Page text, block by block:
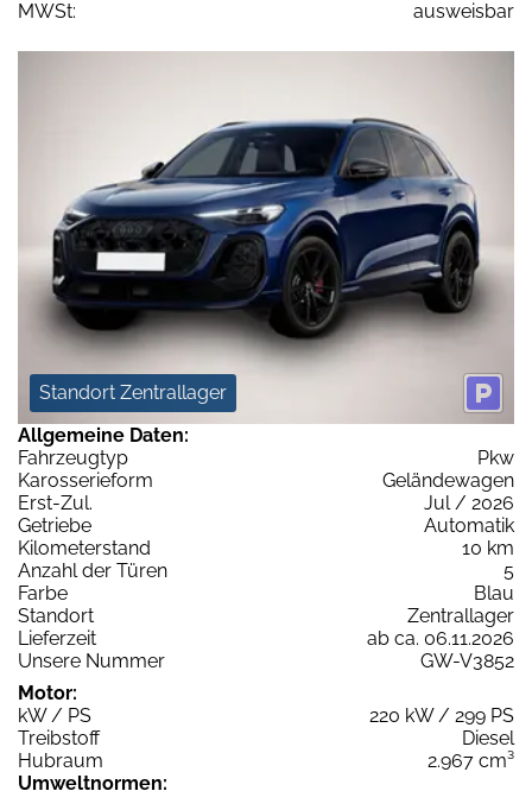
MWSt:
ausweisbar
Standort Zentrallager
Allgemeine Daten:
Fahrzeugtyp
Pkw
Karosserieform
Geländewagen
Erst-Zul.
Jul / 2026
Getriebe
Automatik
Kilometerstand
10 km
Anzahl der Türen
5
Farbe
Blau
Standort
Zentrallager
Lieferzeit
ab ca. 06.11.2026
Unsere Nummer
GW-V3852
Motor:
kW / PS
220 kW / 299 PS
Treibstoff
Diesel
Hubraum
2.967 cm³
Umweltnormen: